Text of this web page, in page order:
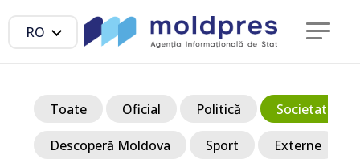
RO
Toate Oficial Politică Societate
Descoperă Moldova Sport Externe